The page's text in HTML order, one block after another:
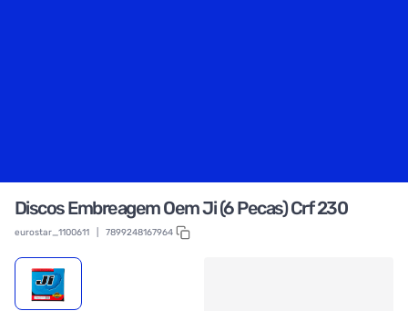
Discos Embreagem Oem Ji (6 Pecas) Crf 230
eurostar_1100611 7899248167964